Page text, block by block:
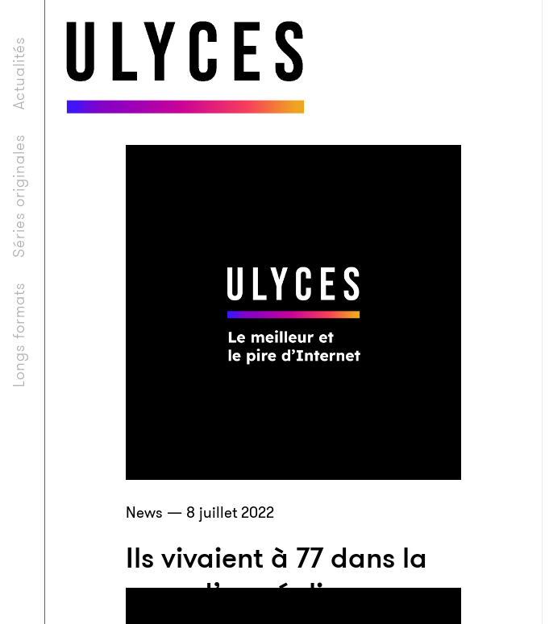
Longs formats
Séries originales
Actualités
News — 8 juillet 2022
Ils vivaient à 77 dans la
cave d’une église en